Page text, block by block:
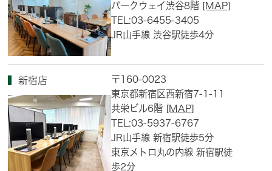
パークウェイ渋谷8階 [MAP]
TEL:03-6455-3405
JR山手線 渋谷駅徒歩4分
新宿店
〒160-0023
東京都新宿区西新宿7-1-11
共栄ビル6階 [MAP]
TEL:03-5937-6767
JR山手線 新宿駅徒歩5分
東京メトロ丸の内線 新宿駅徒
歩2分